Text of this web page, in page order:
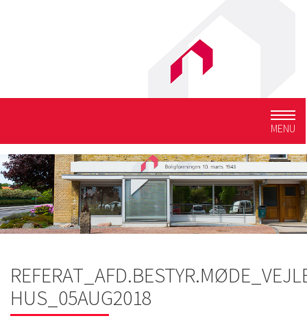
MENU
HUS_05AUG2018